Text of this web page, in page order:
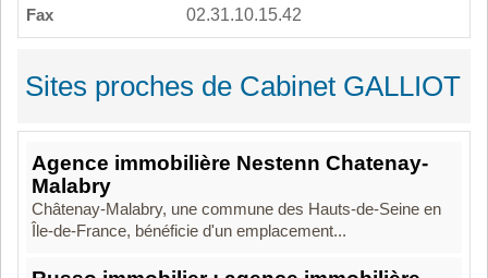
Fax
02.31.10.15.42
Sites proches de Cabinet GALLIOT
Agence immobilière Nestenn Chatenay-
Malabry
Châtenay-Malabry, une commune des Hauts-de-Seine en
Île-de-France, bénéficie d'un emplacement...